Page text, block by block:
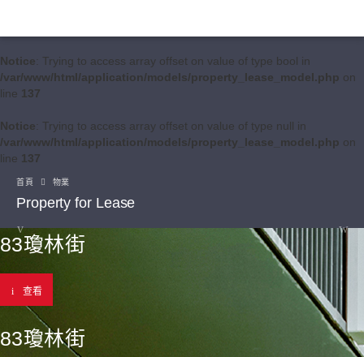
Notice: Trying to access array offset on value of type bool in
/var/www/html/application/models/property_lease_model.php on
line 137
Notice: Trying to access array offset on value of type null in
/var/www/html/application/models/property_lease_model.php on
line 137
首頁 物業
Property for Lease
83瓊林街
查看
83瓊林街